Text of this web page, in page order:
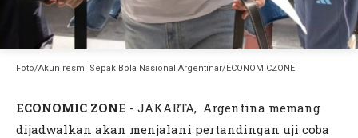
Foto/Akun resmi Sepak Bola Nasional Argentinar/ECONOMICZONE
ECONOMIC ZONE - JAKARTA, Argentina memang
dijadwalkan akan menjalani pertandingan uji coba